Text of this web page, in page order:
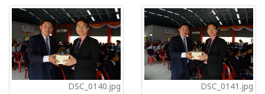
DSC_0140.jpg DSC_0141.jpg